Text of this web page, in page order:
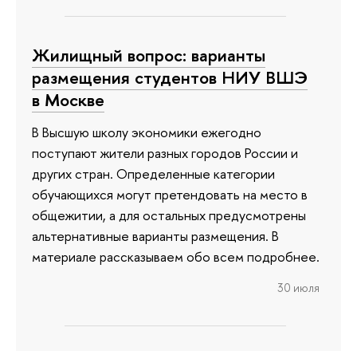
Жилищный вопрос: варианты
размещения студентов НИУ ВШЭ
в Москве
В Высшую школу экономики ежегодно
поступают жители разных городов России и
других стран. Определенные категории
обучающихся могут претендовать на место в
общежитии, а для остальных предусмотрены
альтернативные варианты размещения. В
материале рассказываем обо всем подробнее.
30 июля